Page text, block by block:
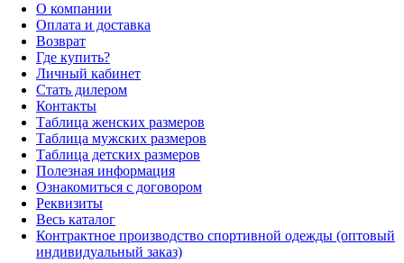
О компании
Оплата и доставка
Возврат
Где купить?
Личный кабинет
Стать дилером
Контакты
Таблица женских размеров
Таблица мужских размеров
Таблица детских размеров
Полезная информация
Ознакомиться с договором
Реквизиты
Весь каталог
Контрактное производство спортивной одежды (оптовый
индивидуальный заказ)